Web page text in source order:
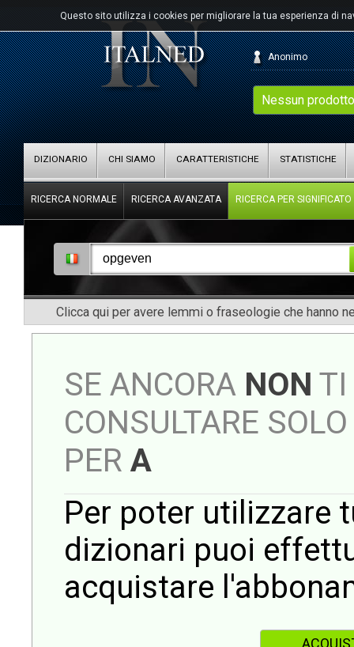
Questo sito utilizza i cookies per migliorare la tua esperienza di
Nessun
Anonimo
DIZIONARIO CHI SIAMO CARATTERISTICHE STATISTICHE
RICERCA NORMALE RICERCA AVANZATA RICERCA PER SIGNIFICATO
Clicca qui per avere lemmi o fraseologie che hanno
SE ANCORA NON TI
CONSULTARE
PER A
Per poter utilizzare
dizionari puoi
acquistare